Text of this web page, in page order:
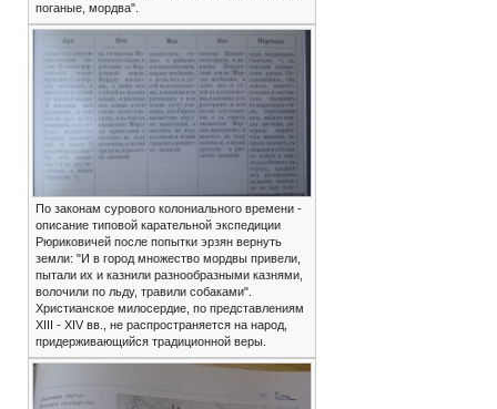
поганые, мордва".
По законам сурового колониального времени -
описание типовой карательной экспедиции
Рюриковичей после попытки эрзян вернуть
земли: "И в город множество мордвы привели,
пытали их и казнили разнообразными казнями,
волочили по льду, травили собаками".
Христианское милосердие, по представлениям
XIII - XIV вв., не распространяется на народ,
придерживающийся традиционной веры.